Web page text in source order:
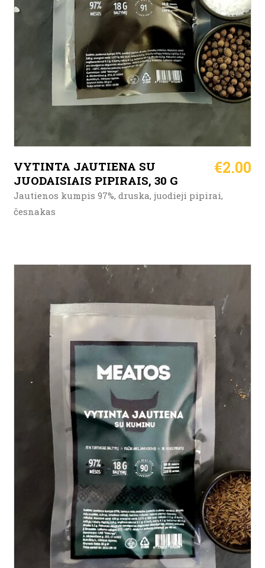
VYTINTA JAUTIENA SU
JUODAISIAIS PIPIRAIS, 30 G
€2.00
Jautienos kumpis 97%, druska, juodieji pipirai,
česnakas
Į KREPŠELĮ